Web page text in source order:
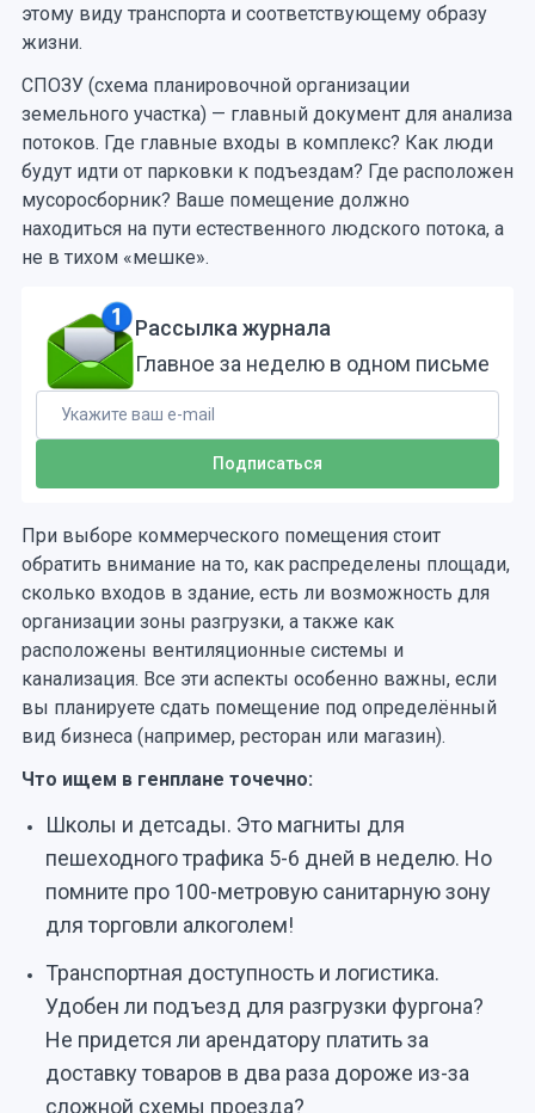
этому виду транспорта и соответствующему образу
жизни.
СПОЗУ (схема планировочной организации
земельного участка) — главный документ для анализа
потоков. Где главные входы в комплекс? Как люди
будут идти от парковки к подъездам? Где расположен
мусоросборник? Ваше помещение должно
находиться на пути естественного людского потока, а
не в тихом «мешке».
Рассылка журнала
Главное за неделю в одном письме
При выборе коммерческого помещения стоит
обратить внимание на то, как распределены площади,
сколько входов в здание, есть ли возможность для
организации зоны разгрузки, а также как
расположены вентиляционные системы и
канализация. Все эти аспекты особенно важны, если
вы планируете сдать помещение под определённый
вид бизнеса (например, ресторан или магазин).
Что ищем в генплане точечно:
Школы и детсады. Это магниты для
пешеходного трафика 5-6 дней в неделю. Но
помните про 100-метровую санитарную зону
для торговли алкоголем!
Транспортная доступность и логистика.
Удобен ли подъезд для разгрузки фургона?
Не придется ли арендатору платить за
доставку товаров в два раза дороже из-за
сложной схемы проезда?